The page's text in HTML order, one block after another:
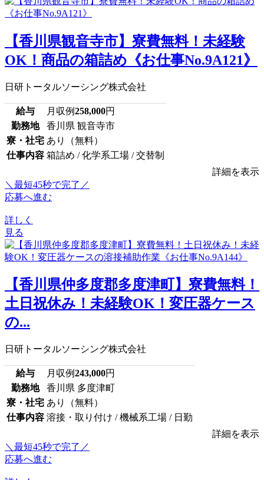
【香川県観音寺市】寮費無料！未経験
OK！商品の箱詰め《お仕事No.9A121》
日研トータルソーシング株式会社
給与 月収例258,000円
勤務地
香川県 観音寺市
寮・社宅 あり（無料）
仕事内容 箱詰め / 化学系工場 / 交替制
詳細を表示
＼最短45秒で完了／
応募へ進む
詳しく
見る
【香川県仲多度郡多度津町】寮費無料！
土日祝休み！未経験OK！変圧器ケース
の...
日研トータルソーシング株式会社
給与 月収例243,000円
勤務地
香川県 多度津町
寮・社宅 あり（無料）
仕事内容 溶接・取り付け / 機械系工場 / 日勤
詳細を表示
＼最短45秒で完了／
応募へ進む